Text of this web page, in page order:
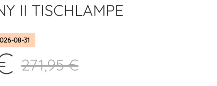
II TISCHLAMPE
08-31
271,95 €